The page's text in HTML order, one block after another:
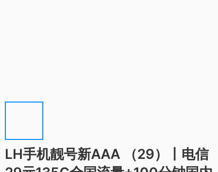
LH手机靓号新AAA （29）丨电信